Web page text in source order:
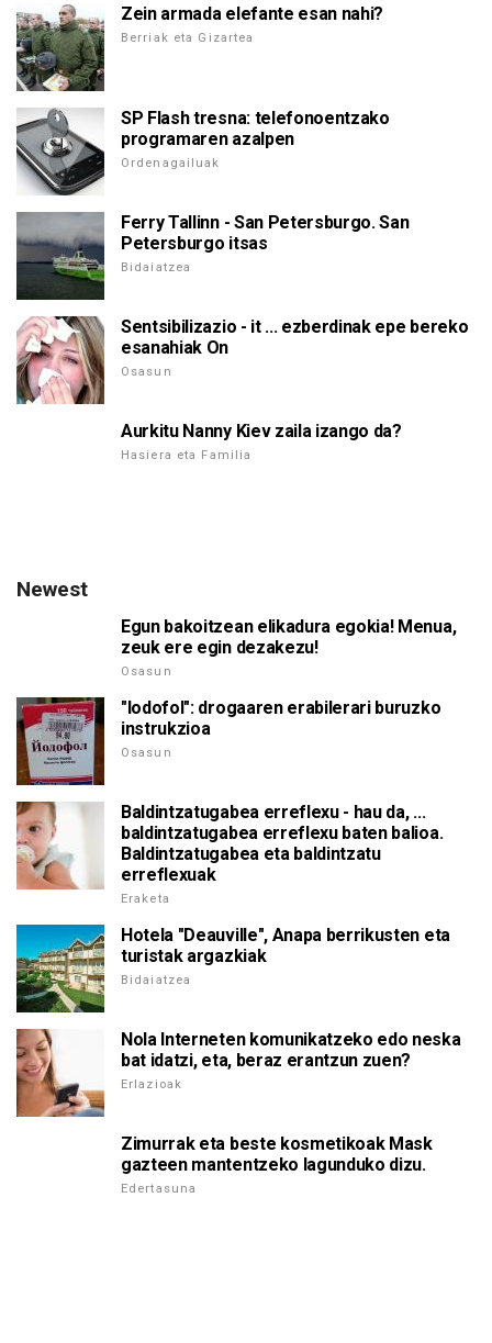
Zein armada elefante esan nahi?
Berriak eta Gizartea
SP Flash tresna: telefonoentzako
programaren azalpen
Ordenagailuak
Ferry Tallinn - San Petersburgo. San
Petersburgo itsas
Bidaiatzea
Sentsibilizazio - it ... ezberdinak epe bereko
esanahiak On
Osasun
Aurkitu Nanny Kiev zaila izango da?
Hasiera eta Familia
Newest
Egun bakoitzean elikadura egokia! Menua,
zeuk ere egin dezakezu!
Osasun
"Iodofol": drogaaren erabilerari buruzko
instrukzioa
Osasun
Baldintzatugabea erreflexu - hau da, ...
baldintzatugabea erreflexu baten balioa.
Baldintzatugabea eta baldintzatu
erreflexuak
Eraketa
Hotela "Deauville", Anapa berrikusten eta
turistak argazkiak
Bidaiatzea
Nola Interneten komunikatzeko edo neska
bat idatzi, eta, beraz erantzun zuen?
Erlazioak
Zimurrak eta beste kosmetikoak Mask
gazteen mantentzeko lagunduko dizu.
Edertasuna